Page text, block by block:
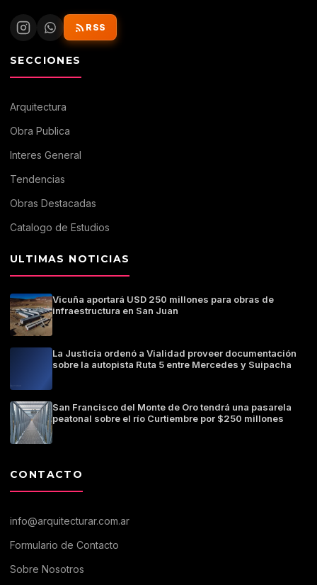
RSS
SECCIONES
Arquitectura
Obra Publica
Interes General
Tendencias
Obras Destacadas
Catalogo de Estudios
ULTIMAS NOTICIAS
Vicuña aportará USD 250 millones para obras de
infraestructura en San Juan
La Justicia ordenó a Vialidad proveer documentación
sobre la autopista Ruta 5 entre Mercedes y Suipacha
San Francisco del Monte de Oro tendrá una pasarela
peatonal sobre el río Curtiembre por $250 millones
CONTACTO
info@arquitecturar.com.ar
Formulario de Contacto
Sobre Nosotros